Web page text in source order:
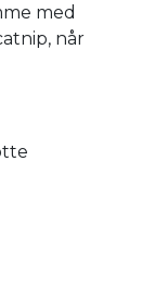
med
når